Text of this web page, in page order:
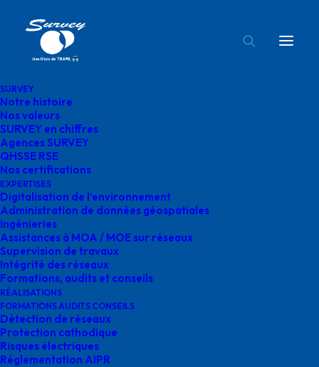
SURVEY
Notre histoire
Nos valeurs
SURVEY en chiffres
Agences SURVEY
QHSSE RSE
Nos certifications
EXPERTISES
Digitalisation de l’environnement
Administration de données géospatiales
Ingénieries
Assistances à MOA / MOE sur réseaux
Supervision de travaux
Intégrité des réseaux
Formations, audits et conseils
RÉALISATIONS
FORMATIONS AUDITS CONSEILS
Détection de réseaux
Protection cathodique
Risques électriques
Réglementation AIPR
logo-edf
décembre 24, 2025 | By